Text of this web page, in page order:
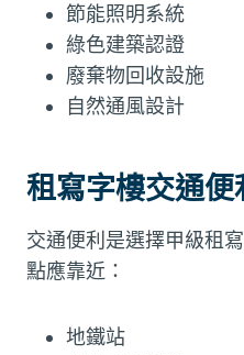
節能照明系統
綠色建築認證
廢棄物回收設施
自然通風設計
租寫字樓交通
交通便利是選擇甲級租
點應靠近：
地鐵站